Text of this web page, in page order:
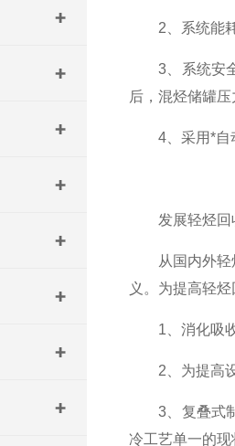
2、系统能耗
3、系统安全
后，混烃储罐
4、采用*自动
发展轻烃回
从国内外轻烃
义。为提高轻
1、消化吸收*
2、为提高设
3、复叠式制
冷工艺单一的现